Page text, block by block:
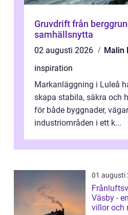
Gruvdrift från berggrund till
samhällsnytta
02 augusti 2026
Malin
inspiration
Markanläggning i Luleå
skapa stabila, säkra och
för både byggnader,
industriområden i ett k...
01 augusti
Väsby -
villor och